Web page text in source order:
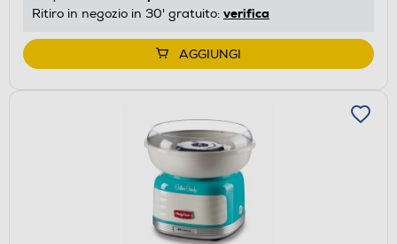
Ritiro in negozio in 30' gratuito: verifica
AGGIUNGI